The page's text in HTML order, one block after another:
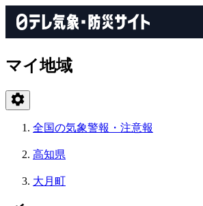
マイ地域
全国の気象警報・注意報
高知県
大月町